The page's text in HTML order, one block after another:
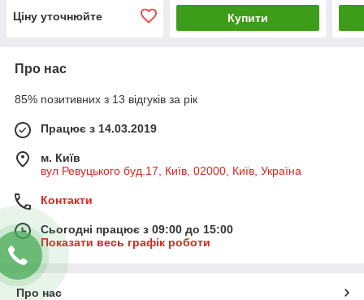
Ціну уточнюйте Купити
Про нас
85% позитивних з 13 відгуків за рік
Працює з 14.03.2019
м. Київ
вул Ревуцького буд.17, Київ, 02000, Київ, Україна
Контакти
Сьогодні працює з 09:00 до 15:00
Показати весь графік роботи
Про нас